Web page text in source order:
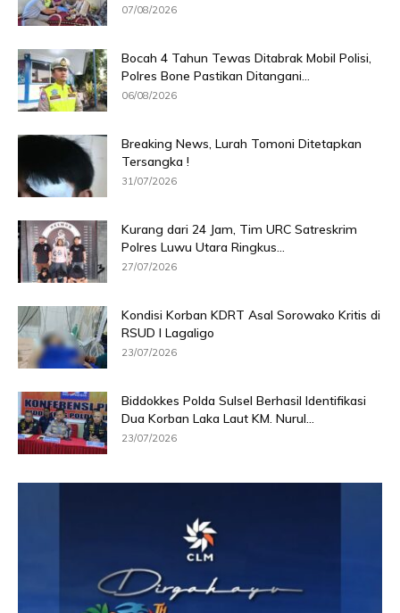
07/08/2026
Bocah 4 Tahun Tewas Ditabrak Mobil Polisi,
Polres Bone Pastikan Ditangani...
06/08/2026
Breaking News, Lurah Tomoni Ditetapkan
Tersangka !
31/07/2026
Kurang dari 24 Jam, Tim URC Satreskrim
Polres Luwu Utara Ringkus...
27/07/2026
Kondisi Korban KDRT Asal Sorowako Kritis di
RSUD I Lagaligo
23/07/2026
Biddokkes Polda Sulsel Berhasil Identifikasi
Dua Korban Laka Laut KM. Nurul...
23/07/2026